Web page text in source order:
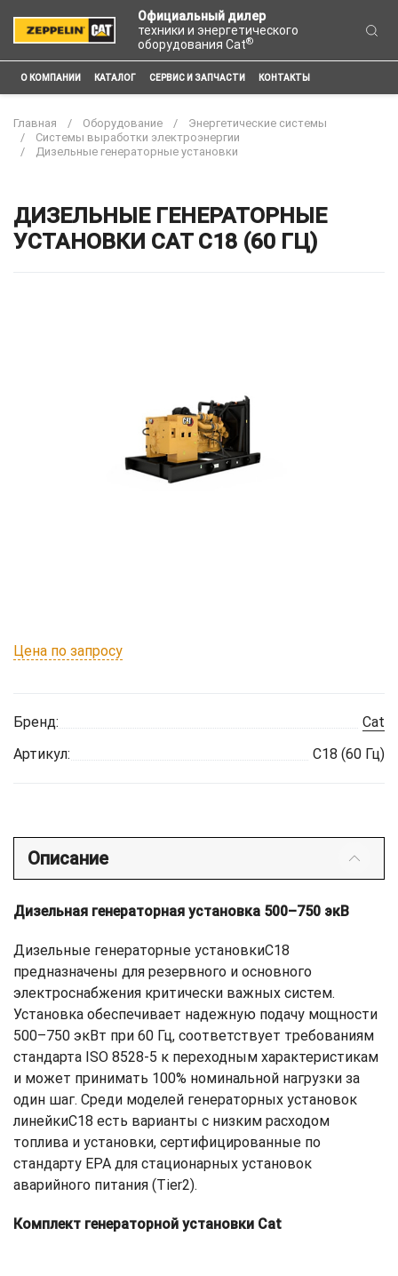
Официальный дилер
техники и энергетического
оборудования Cat®
О КОМПАНИИ КАТАЛОГ СЕРВИС И ЗАПЧАСТИ КОНТАКТЫ
Главная Оборудование
Энергетические системы
Системы выработки электроэнергии
Дизельные генераторные установки
ДИЗЕЛЬНЫЕ ГЕНЕРАТОРНЫЕ
УСТАНОВКИ CAT C18 (60 ГЦ)
Цена по запросу
Бренд:
Cat
Артикул:
C18 (60 Гц)
Описание
Дизельная генераторная установка 500–750 экВ
Дизельные генераторные установкиС18
предназначены для резервного и основного
электроснабжения критически важных систем.
Установка обеспечивает надежную подачу мощности
500–750 экВт при 60 Гц, соответствует требованиям
стандарта ISO 8528-5 к переходным характеристикам
и может принимать 100% номинальной нагрузки за
один шаг. Среди моделей генераторных установок
линейкиC18 есть варианты с низким расходом
топлива и установки, сертифицированные по
стандарту EPA для стационарных установок
аварийного питания (Tier2).
Комплект генераторной установки Cat